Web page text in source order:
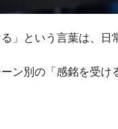
る」という言葉は、
ン別の「感銘を受け